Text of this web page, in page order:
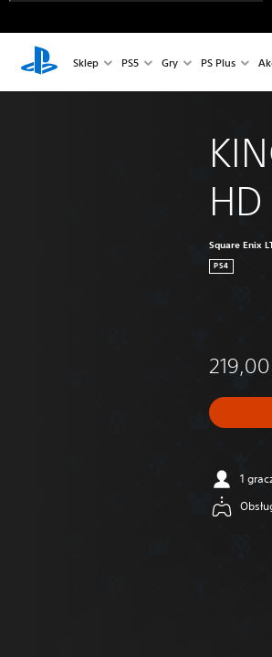
Sklep PS5 Gry PS Plus
Square Enix
PS4
1